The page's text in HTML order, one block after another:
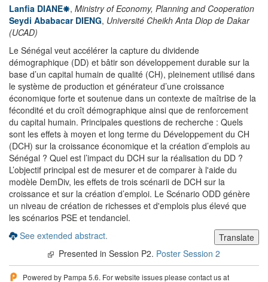
Lanfia DIANE , Ministry of Economy, Planning and Cooperation
Seydi Ababacar DIENG, Université Cheikh Anta Diop de Dakar
(UCAD)
Le Sénégal veut accélérer la capture du dividende
démographique (DD) et bâtir son développement durable sur la
base d’un capital humain de qualité (CH), pleinement utilisé dans
le système de production et générateur d’une croissance
économique forte et soutenue dans un contexte de maîtrise de la
fécondité et du croît démographique ainsi que de renforcement
du capital humain. Principales questions de recherche : Quels
sont les effets à moyen et long terme du Développement du CH
(DCH) sur la croissance économique et la création d’emplois au
Sénégal ? Quel est l’impact du DCH sur la réalisation du DD ?
L’objectif principal est de mesurer et de comparer à l'aide du
modèle DemDiv, les effets de trois scénarii de DCH sur la
croissance et sur la création d’emploi. Le Scénario ODD génère
un niveau de création de richesses et d'emplois plus élevé que
les scénarios PSE et tendanciel.
See extended abstract.
Presented in Session P2. Poster Session 2
Powered by Pampa 5.6. For website issues please contact us at